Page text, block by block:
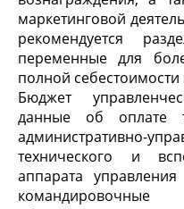
маркетинговой
рекомендуется
переменные для
полной
Бюджет
данные об оплате
административно-
технического и
аппарата